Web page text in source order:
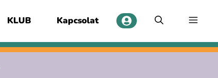
KLUB Kapcsolat